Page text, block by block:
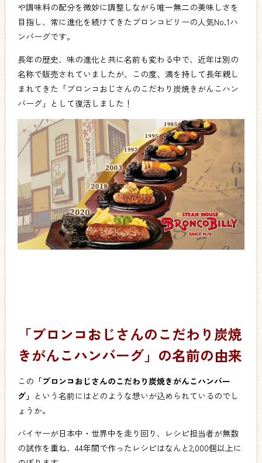
や調味料の配分を微妙に調整しながら唯一無二の美味しさを
目指し、常に進化を続けてきたブロンコビリーの人気No.1ハ
ンバーグです。
長年の歴史、味の進化と共に名前も変わる中で、近年は別の
名称で販売されていましたが、この度、満を持して長年親し
まれてきた「ブロンコおじさんのこだわり炭焼きがんこハン
バーグ」として復活しました！
「ブロンコおじさんのこだわり炭焼
きがんこハンバーグ」の名前の由来
この 「ブロンコおじさんのこだわり炭焼きがんこハンバー
グ」 という名前にはどのような想いが込められているのでし
ょうか。
バイヤーが日本中・世界中を走り回り、レシピ担当者が無数
の試作を重ね、44年間で作ったレシピはなんと2,000個以上に